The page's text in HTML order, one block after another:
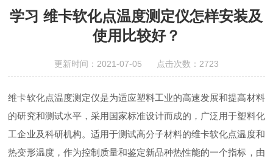
学习 维卡软化点温度测定仪怎样安装及
使用比较好？
更新时间：2021-07-05 点击次数：2723
维卡软化点温度测定仪是为适应塑料工业的高速发展和提高材料
的研究和测试水平，采用国家标准设计而成的，广泛用于塑料化
工企业及科研机构。适用于测试高分子材料的维卡软化点温度和
热变形温度，作为控制质量和鉴定新品种热性能的一个指标，由